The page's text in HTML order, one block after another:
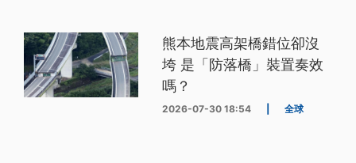
熊本地震高架橋錯位卻沒
垮 是「防落橋」裝置奏效
嗎？
2026-07-30 18:54 全球